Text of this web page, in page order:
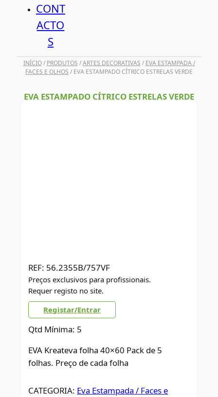
CONT
ACTO
S
INÍCIO/ PRODUTOS /ARTES DECORATIVAS / EVA ESTAMPADA /
FACES E OLHOS / EVA ESTAMPADO CÍTRICO ESTRELAS VERDE
EVA ESTAMPADO CÍTRICO ESTRELAS VERDE
REF: 56.2355B/757VF
Preços exclusivos para profissionais.
Requer registo no site.
Registar/Entrar
Qtd Mínima: 5
EVA Kreateva folha 40×60 Pack de 5
folhas. Preço de cada folha
CATEGORIA: Eva Estampada / Faces e